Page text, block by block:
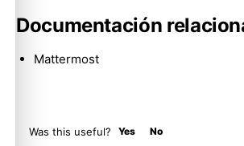
Documentación
Mattermost
Was this useful? Yes No